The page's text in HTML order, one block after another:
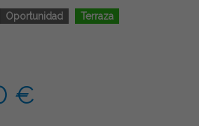
Oportunidad Terraza
€